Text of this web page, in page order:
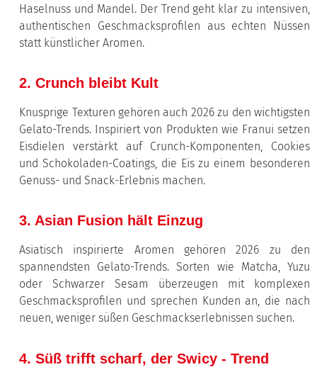
Haselnuss und Mandel. Der Trend geht klar zu intensiven,
authentischen Geschmacksprofilen aus echten Nüssen
statt künstlicher Aromen.
2. Crunch bleibt Kult
Knusprige Texturen gehören auch 2026 zu den wichtigsten
Gelato-Trends. Inspiriert von Produkten wie Franui setzen
Eisdielen verstärkt auf Crunch-Komponenten, Cookies
und Schokoladen-Coatings, die Eis zu einem besonderen
Genuss- und Snack-Erlebnis machen.
3. Asian Fusion hält Einzug
Asiatisch inspirierte Aromen gehören 2026 zu den
spannendsten Gelato-Trends. Sorten wie Matcha, Yuzu
oder Schwarzer Sesam überzeugen mit komplexen
Geschmacksprofilen und sprechen Kunden an, die nach
neuen, weniger süßen Geschmackserlebnissen suchen.
4. Süß trifft scharf, der Swicy - Trend